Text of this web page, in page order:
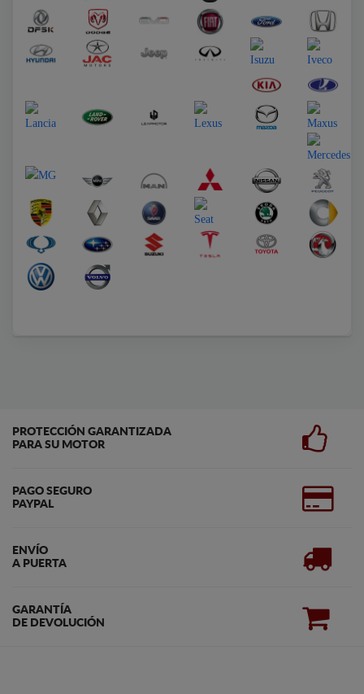
PROTECCIÓN GARANTIZADA
PARA SU MOTOR
PAGO SEGURO
PAYPAL
ENVÍO
A PUERTA
GARANTÍA
DE DEVOLUCIÓN